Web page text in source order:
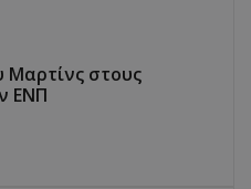
Μαρτίνς στους
ΕΝΠ